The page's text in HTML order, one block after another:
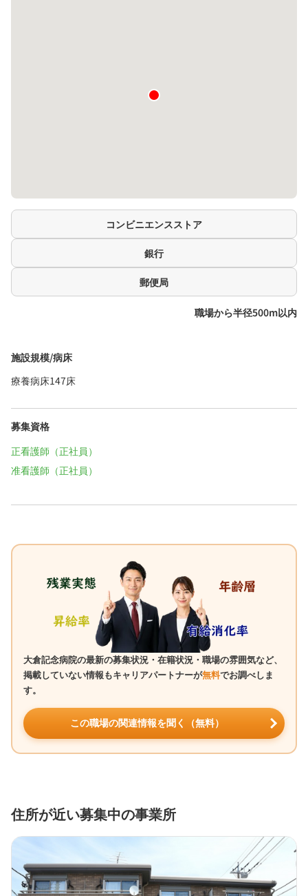
コンビニエンスストア
銀行
郵便局
職場から半径500m以内
施設規模/病床
療養病床147床
募集資格
正看護師（正社員）
准看護師（正社員）
大倉記念病院の最新の募集状況・在籍状況・職場の雰囲気など、
掲載していない情報もキャリアパートナーが無料でお調べしま
す。
この職場の関連情報を聞く（無料）
住所が近い募集中の事業所